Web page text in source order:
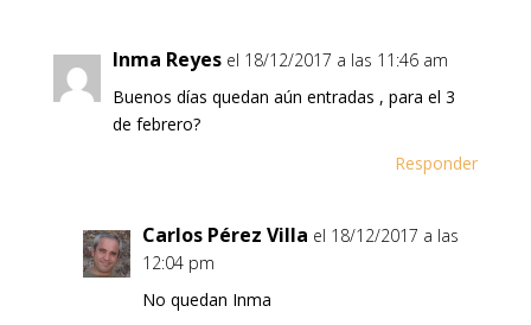
Inma Reyes el 18/12/2017 a las 11:46 am
Buenos días quedan aún entradas , para el 3
de febrero?
Responder
Carlos Pérez Villa el 18/12/2017 a las
12:04 pm
No quedan Inma